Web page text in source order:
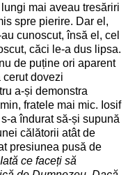
mai aveau tresăriri
spre pierire. Dar el,
cunoscut, însă el, cel
căci le-a dus lipsa.
de puține ori aparent
cerut dovezi
a-și demonstra
fratele mai mic. Iosif
a îndurat să-și supună
călătorii atât de
presiunea pusă de
Iată ce faceți să